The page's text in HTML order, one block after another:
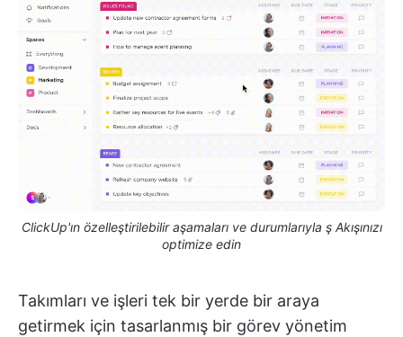
ClickUp'ın özelleştirilebilir aşamaları ve durumlarıyla ş Akışınızı
optimize edin
Takımları ve işleri tek bir yerde bir araya
getirmek için tasarlanmış bir görev yönetim